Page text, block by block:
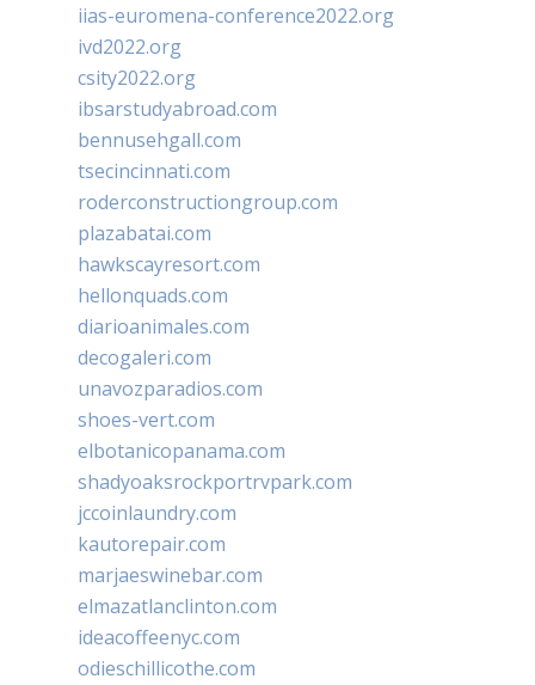
iias-euromena-conference2022.org
ivd2022.org
csity2022.org
ibsarstudyabroad.com
bennusehgall.com
tsecincinnati.com
roderconstructiongroup.com
plazabatai.com
hawkscayresort.com
hellonquads.com
diarioanimales.com
decogaleri.com
unavozparadios.com
shoes-vert.com
elbotanicopanama.com
shadyoaksrockportrvpark.com
jccoinlaundry.com
kautorepair.com
marjaeswinebar.com
elmazatlanclinton.com
ideacoffeenyc.com
odieschillicothe.com